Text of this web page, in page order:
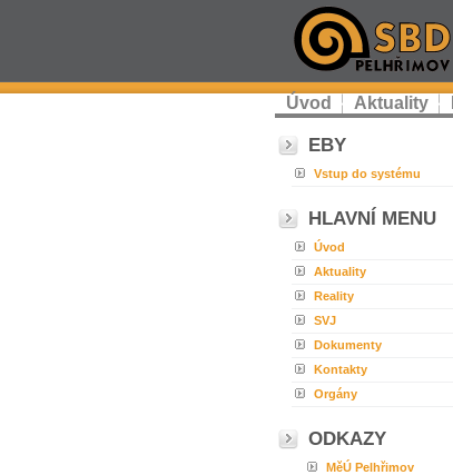
Úvod Aktuality
EBY
Vstup do systému
HLAVNÍ MENU
Úvod
Aktuality
Reality
SVJ
Dokumenty
Kontakty
Orgány
ODKAZY
MěÚ Pelhřimov